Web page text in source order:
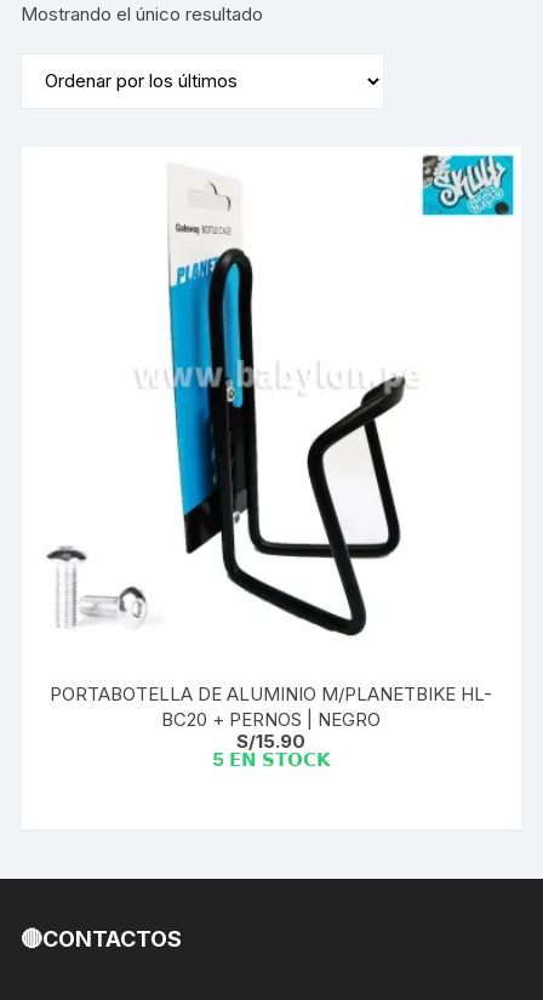
Mostrando el único resultado
PORTABOTELLA DE ALUMINIO M/PLANETBIKE HL-
BC20 + PERNOS | NEGRO
S/15.90
5 𝗘𝗡 𝗦𝗧𝗢𝗖𝗞
🔴CONTACTOS